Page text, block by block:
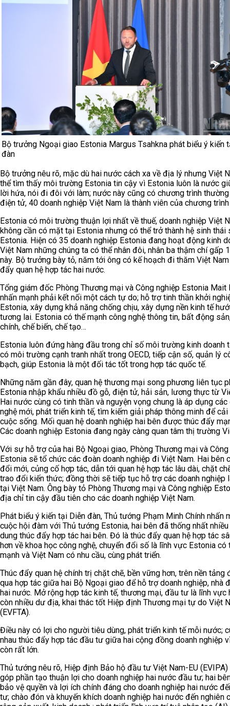
Bộ trưởng Ngoại giao Estonia Margus Tsahkna phát biểu ý kiến
đàn
Bộ trưởng nêu rõ, mặc dù hai nước cách xa về địa lý nhưng Việt
thể tìm thấy môi trường Estonia tin cậy vì Estonia luôn là nước
lời hứa, nói đi đôi với làm; nước này cũng có chương trình thường
điện tử, 40 doanh nghiệp Việt Nam là thành viên của chương trình
Estonia có môi trường thuận lợi nhất về thuế, doanh nghiệp Việt
không cần có mặt tại Estonia nhưng có thể trở thành hệ sinh thái
Estonia. Hiện có 35 doanh nghiệp Estonia đang hoạt động kinh
Việt Nam những chúng ta có thể nhân đôi, nhân ba thậm chí gấp
này. Bộ trưởng bày tỏ, năm tới ông có kế hoạch đi thăm Việt
đẩy quan hệ hợp tác hai nước.
Tổng giám đốc Phòng Thương mại và Công nghiệp Estonia Mait
nhấn mạnh phải kết nối một cách tự do; hỗ trợ tinh thần khởi
Estonia, xây dựng khả năng chống chịu, xây dựng nền kinh tế
tương lai. Estonia có thế mạnh công nghệ thông tin, bất động
chính, chế biến, chế tạo…
Estonia luôn đứng hàng đầu trong chỉ số môi trường kinh doanh
có môi trường cạnh tranh nhất trong OECD, tiếp cận số, quản lý
bạch, giúp Estonia là một đối tác tốt trong hợp tác quốc tế.
Những năm gần đây, quan hệ thương mại song phương liên tục
Estonia nhập khẩu nhiều đồ gỗ, điện tử, hải sản, lương thực từ
Hai nước cùng có tinh thần và nguyện vọng chung là áp dụng các
nghệ mới, phát triển kinh tế, tìm kiếm giải pháp thông minh để cải
cuộc sống. Mối quan hệ doanh nghiệp hai bên được thúc đẩy
Các doanh nghiệp Estonia đang ngày càng quan tâm thị trường
Với sự hỗ trợ của hai Bộ Ngoại giao, Phòng Thương mại và
Estonia sẽ tổ chức các đoàn doanh nghiệp đi Việt Nam. Hai bên
đổi mới, củng cố hợp tác, dẫn tới quan hệ hợp tác lâu dài, chặt
trao đổi kiến thức; đồng thời sẽ tiếp tục hỗ trợ các doanh nghiệp
tại Việt Nam. Ông bày tỏ Phòng Thương mại và Công nghiệp
địa chỉ tin cậy đầu tiên cho các doanh nghiệp Việt Nam.
Phát biểu ý kiến tại Diễn đàn, Thủ tướng Phạm Minh Chính nhấn
cuộc hội đàm với Thủ tướng Estonia, hai bên đã thống nhất
dung thúc đẩy hợp tác hai bên. Đó là thúc đẩy quan hệ hợp tác
hơn về khoa học công nghệ, chuyển đổi số là lĩnh vực Estonia có
mạnh và Việt Nam có nhu cầu, cùng phát triển.
Thúc đẩy quan hệ chính trị chặt chẽ, bền vững hơn, trên nền tảng
qua hợp tác giữa hai Bộ Ngoại giao để hỗ trợ doanh nghiệp, nhà
hai nước. Mở rộng hợp tác kinh tế, thương mại, đầu tư là lĩnh vực
còn nhiều dư địa, khai thác tốt Hiệp định Thương mại tự do Việt
(EVFTA).
Điều này có lợi cho người tiêu dùng, phát triển kinh tế mỗi nước;
nhau thúc đẩy hợp tác đầu tư giữa hai cộng đồng doanh nghiệp
còn rất lớn.
Thủ tướng nêu rõ, Hiệp định Bảo hộ đầu tư Việt Nam-EU
góp phần tạo thuận lợi cho doanh nghiệp hai nước đầu tư; hai
bảo vệ quyền và lợi ích chính đáng cho doanh nghiệp hai nước
tư; chào đón và khuyến khích doanh nghiệp hai nước đến nghiên